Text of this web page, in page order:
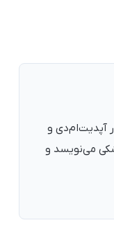
پزشکی ۱۳۵۴۰۵، فارغ‌التحصیل ۱۳۹۰. بنیان‌گذار آپدیت‌ام‌دی و
می‌نویسد و